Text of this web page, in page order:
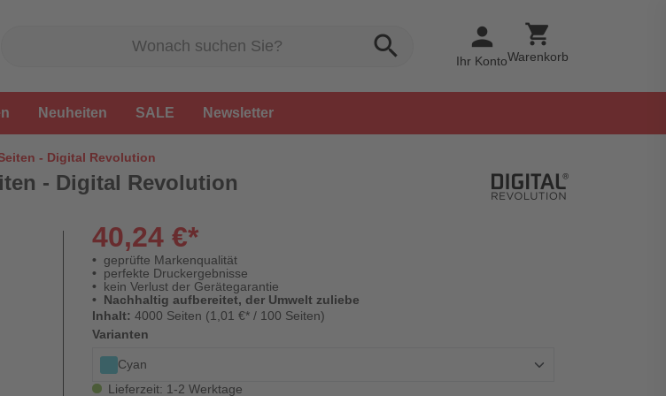
search person
Ihr Konto
shopping_cart
Warenkorb
Neuheiten SALE Newsletter
- Digital Revolution
- Digital Revolution
40,24 €*
geprüfte Markenqualität
perfekte Druckergebnisse
kein Verlust der Gerätegarantie
Nachhaltig aufbereitet, der Umwelt zuliebe
Inhalt: 4000 Seiten (1,01 €* / 100 Seiten)
Varianten
Cyan
Lieferzeit: 1-2 Werktage